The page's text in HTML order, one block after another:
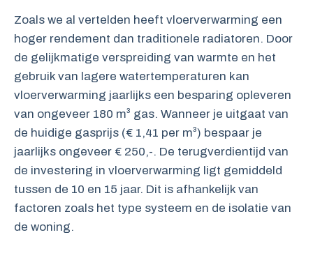
Zoals we al vertelden heeft vloerverwarming een
hoger rendement dan traditionele radiatoren. Door
de gelijkmatige verspreiding van warmte en het
gebruik van lagere watertemperaturen kan
vloerverwarming jaarlijks een besparing opleveren
van ongeveer 180 m³ gas. Wanneer je uitgaat van
de huidige gasprijs (€ 1,41 per m³) bespaar je
jaarlijks ongeveer € 250,-. De terugverdientijd van
de investering in vloerverwarming ligt gemiddeld
tussen de 10 en 15 jaar. Dit is afhankelijk van
factoren zoals het type systeem en de isolatie van
de woning.